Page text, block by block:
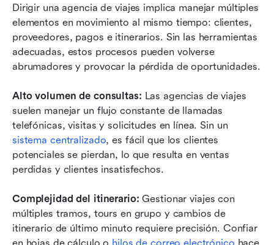
Dirigir una agencia de viajes implica manejar múltiples
elementos en movimiento al mismo tiempo: clientes,
proveedores, pagos e itinerarios. Sin las herramientas
adecuadas, estos procesos pueden volverse
abrumadores y provocar la pérdida de oportunidades.
Alto volumen de consultas: Las agencias de viajes
suelen manejar un flujo constante de llamadas
sistema centralizado, es fácil que los clientes
potenciales se pierdan, lo que resulta en ventas
perdidas y clientes insatisfechos.
Complejidad del itinerario: Gestionar viajes con
múltiples tramos, tours en grupo y cambios de
itinerario de último minuto requiere precisión. Confiar